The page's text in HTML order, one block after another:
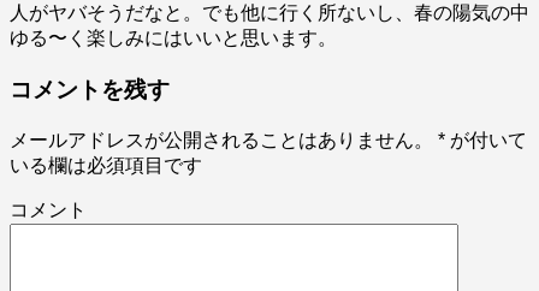
人がヤバそうだなと。でも他に行く所ないし、春の陽気の中
ゆる〜く楽しみにはいいと思います。
コメントを残す
メールアドレスが公開されることはありません。 * が付いて
いる欄は必須項目です
コメント